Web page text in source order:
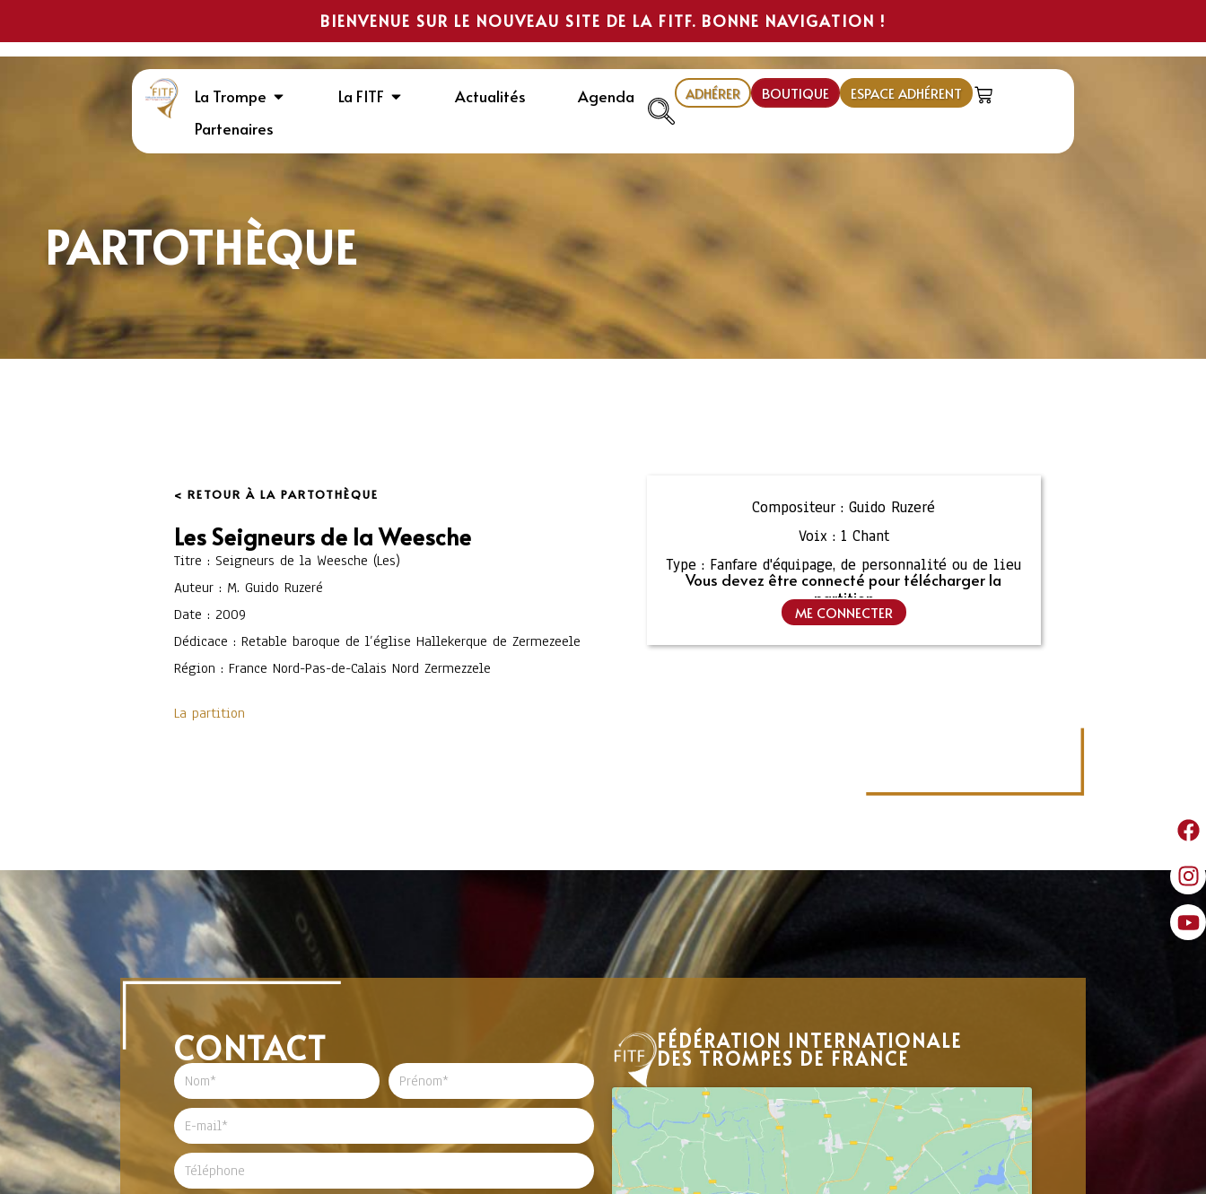
BIENVENUE SUR LE NOUVEAU SITE DE LA FITF. BONNE NAVIGATION !
La Trompe La FITF Actualités
Agenda
Partenaires
ADHÉRER BOUTIQUE ESPACE ADHÉRENT
PARTOTHÈQUE
< RETOUR À LA PARTOTHÈQUE
Les Seigneurs de la Weesche
Titre : Seigneurs de la Weesche (Les)
Auteur : M. Guido Ruzeré
Date : 2009
Dédicace : Retable baroque de l’église Hallekerque de Zermezeele
Région : France Nord-Pas-de-Calais Nord Zermezzele
La partition
Compositeur : Guido Ruzeré
Voix : 1 Chant
Type : Fanfare d'équipage, de personnalité ou de lieu
Vous devez être connecté pour télécharger la
partition
ME CONNECTER
CONTACT FÉDÉRATION INTERNATIONALE
DES TROMPES DE FRANCE